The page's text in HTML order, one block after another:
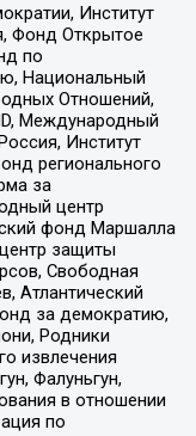
Институт
Фонд Открытое
по
Национальный
Отношений,
Международный
Институт
регионального
за
центр
фонд Маршалла
защиты
Свободная
Атлантический
за демократию,
Родники
извлечения
Фалуньгун,
в отношении
по